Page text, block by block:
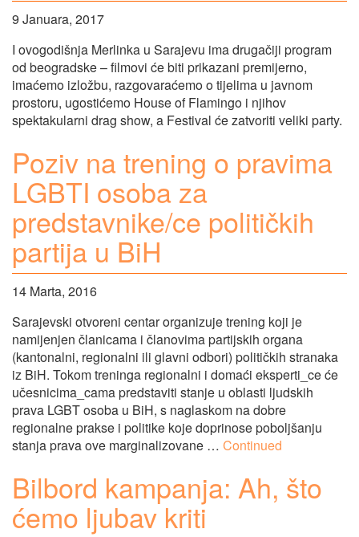
9 Januara, 2017
I ovogodišnja Merlinka u Sarajevu ima drugačiji program
od beogradske – filmovi će biti prikazani premijerno,
imaćemo izložbu, razgovaraćemo o tijelima u javnom
prostoru, ugostićemo House of Flamingo i njihov
spektakularni drag show, a Festival će zatvoriti veliki party.
Poziv na trening o pravima
LGBTI osoba za
predstavnike/ce političkih
partija u BiH
14 Marta, 2016
Sarajevski otvoreni centar organizuje trening koji je
namijenjen članicama i članovima partijskih organa
(kantonalni, regionalni ili glavni odbori) političkih stranaka
iz BiH. Tokom treninga regionalni i domaći eksperti_ce će
učesnicima_cama predstaviti stanje u oblasti ljudskih
prava LGBT osoba u BiH, s naglaskom na dobre
regionalne prakse i politike koje doprinose poboljšanju
stanja prava ove marginalizovane … Continued
Bilbord kampanja: Ah, što
ćemo ljubav kriti